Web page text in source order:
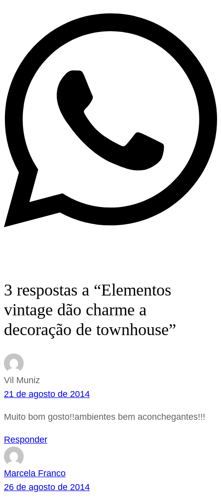
3 respostas a “Elementos
vintage dão charme a
decoração de townhouse”
Vil Muniz
21 de agosto de 2014
Muito bom gosto!!ambientes bem aconchegantes!!!
Responder
Marcela Franco
26 de agosto de 2014